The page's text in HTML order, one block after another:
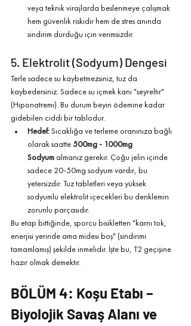
veya teknik virajlarda beslenmeye çalışmak
hem güvenlik riskidir hem de stres anında
sindirim durduğu için verimsizdir.
5. Elektrolit (Sodyum) Dengesi
Terle sadece su kaybetmezsiniz, tuz da
kaybedersiniz. Sadece su içmek kanı "seyreltir"
(Hiponatremi). Bu durum beyin ödemine kadar
gidebilen ciddi bir tablodur.
Hedef: Sıcaklığa ve terleme oranınıza bağlı
olarak saatte 500mg - 1000mg
Sodyum almanız gerekir. Çoğu jelin içinde
sadece 20-50mg sodyum vardır, bu
yetersizdir. Tuz tabletleri veya yüksek
sodyumlu elektrolit içecekleri bu denklemin
zorunlu parçasıdır.
Bu etap bittiğinde, sporcu bisikletten "karnı tok,
enerjisi yerinde ama midesi boş" (sindirimi
tamamlamış) şekilde inmelidir. İşte bu, T2 geçişine
hazır olmak demektir.
BÖLÜM 4: Koşu Etabı –
Biyolojik Savaş Alanı ve